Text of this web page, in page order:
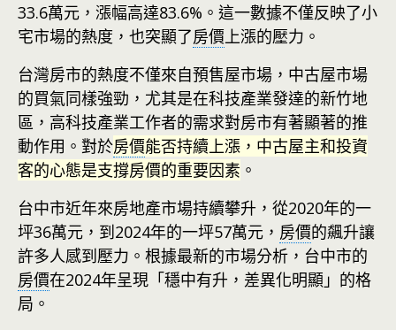
33.6萬元，漲幅高達83.6%。這一數據不僅反映了小
宅市場的熱度，也突顯了房價上漲的壓力。
台灣房市的熱度不僅來自預售屋市場，中古屋市場
的買氣同樣強勁，尤其是在科技產業發達的新竹地
區，高科技產業工作者的需求對房市有著顯著的推
動作用。對於房價能否持續上漲，中古屋主和投資
客的心態是支撐房價的重要因素 。
台中市近年來房地產市場持續攀升，從2020年的一
坪36萬元，到2024年的一坪57萬元， 房價的飆升讓
許多人感到壓力。根據最新的市場分析，台中市的
房價在2024年呈現「穩中有升，差異化明顯」的格
局。